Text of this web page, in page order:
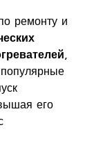
ремонту и
,
его